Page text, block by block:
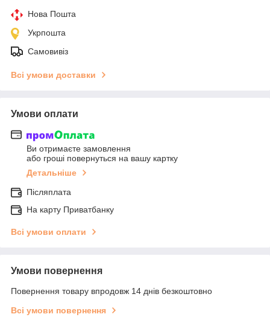
Нова Пошта
Укрпошта
Самовивіз
Всі умови доставки
Умови оплати
Ви отримаєте замовлення
або гроші повернуться на вашу картку
Детальніше
Післяплата
На карту Приватбанку
Всі умови оплати
Умови повернення
Повернення товару впродовж 14 днів безкоштовно
Всі умови повернення